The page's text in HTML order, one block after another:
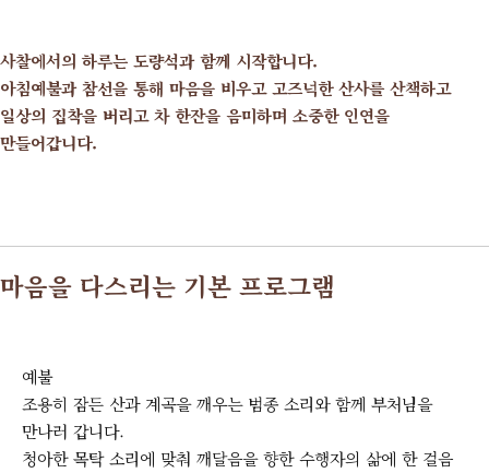
사찰에서의 하루는 도량석과 함께 시작합니다.
아침예불과 참선을 통해 마음을 비우고 고즈넉한 산사를 산책하고
일상의 집착을 버리고 차 한잔을 음미하며 소중한 인연을
만들어갑니다.
마음을 다스리는 기본 프로그램
예불
조용히 잠든 산과 계곡을 깨우는 범종 소리와 함께 부처님을
만나러 갑니다.
청아한 목탁 소리에 맞춰 깨달음을 향한 수행자의 삶에 한 걸음